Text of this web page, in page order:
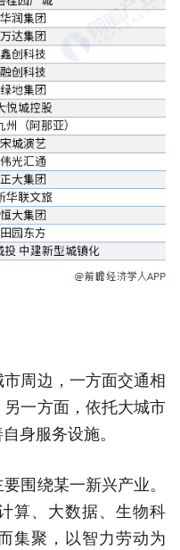
周边，一方面交通相
一方面，依托大城市
身服务设施。
围绕某一新兴产业。
算、大数据、生物科
集聚，以智力劳动为